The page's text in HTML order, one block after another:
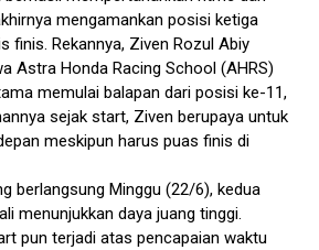
mengamankan posisi ketiga
finis. Rekannya, Ziven Rozul Abiy
Astra Honda Racing School (AHRS)
memulai balapan dari posisi ke-11,
sejak start, Ziven berupaya untuk
meskipun harus puas finis di
berlangsung Minggu (22/6), kedua
menunjukkan daya juang tinggi.
pun terjadi atas pencapaian waktu